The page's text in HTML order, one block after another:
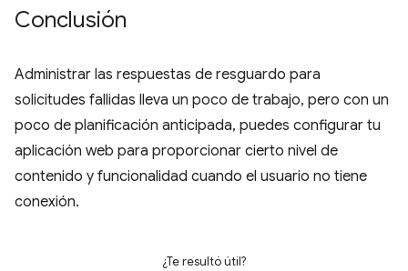
Conclusión
Administrar las respuestas de resguardo para
solicitudes fallidas lleva un poco de trabajo, pero con un
poco de planificación anticipada, puedes configurar tu
aplicación web para proporcionar cierto nivel de
contenido y funcionalidad cuando el usuario no tiene
conexión.
¿Te resultó útil?